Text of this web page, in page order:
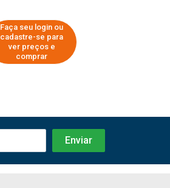
Faça seu login ou
cadastre-se para
ver preços e
comprar